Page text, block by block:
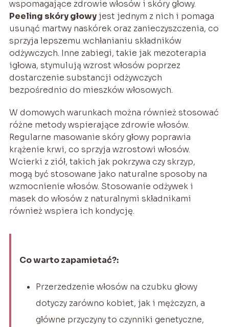
wspomagające zdrowie włosów i skóry głowy.
Peeling skóry głowyjest jednym z nich i pomaga
usunąć martwy naskórek oraz zanieczyszczenia, co
sprzyja lepszemu wchłanianiu składników
odżywczych. Inne zabiegi, takie jak mezoterapia
igłowa, stymulują wzrost włosów poprzez
dostarczenie substancji odżywczych
bezpośrednio do mieszków włosowych.
W domowych warunkach można również stosować
różne metody wspierające zdrowie włosów.
Regularne masowanie skóry głowy poprawia
krążenie krwi, co sprzyja wzrostowi włosów.
Wcierki z ziół, takich jak pokrzywa czy skrzyp,
mogą być stosowane jako naturalne sposoby na
wzmocnienie włosów. Stosowanie odżywek i
masek do włosów z naturalnymi składnikami
również wspiera ich kondycję.
Co warto zapamietać?:
Przerzedzenie włosów na czubku głowy
dotyczy zarówno kobiet, jak i mężczyzn, a
główne przyczyny to czynniki genetyczne,